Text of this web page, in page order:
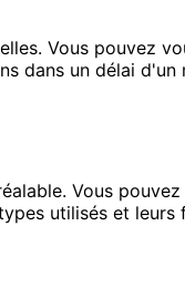
Vous pouvez
dans un délai d'un
Vous
utilisés et leurs